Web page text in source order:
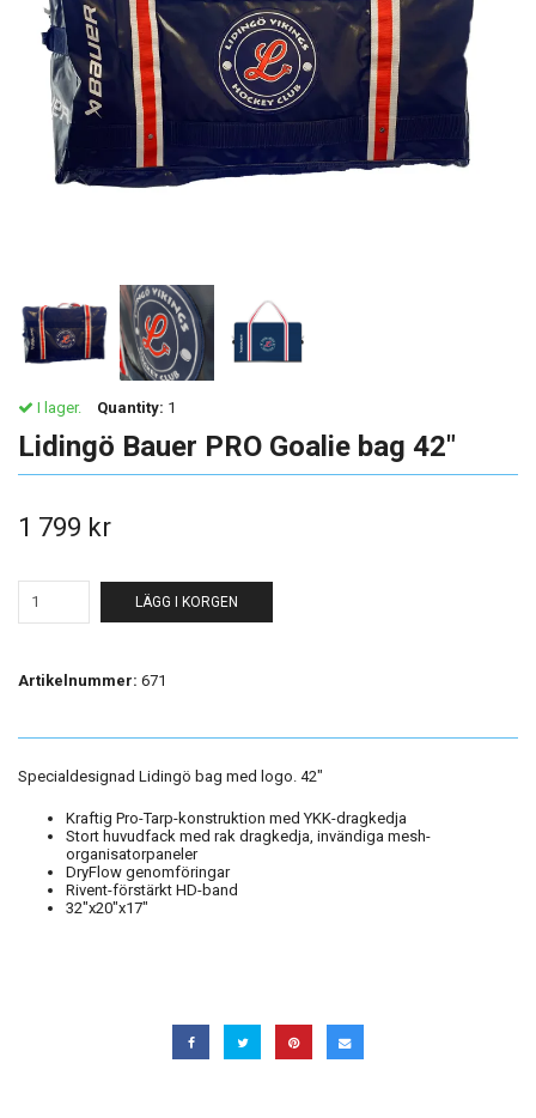
I lager. Quantity: 1
Lidingö Bauer PRO Goalie bag 42"
1 799 kr
LÄGG I KORGEN
Artikelnummer: 671
Specialdesignad Lidingö bag med logo. 42"
Kraftig Pro-Tarp-konstruktion med YKK-dragkedja
Stort huvudfack med rak dragkedja, invändiga mesh-
organisatorpaneler
DryFlow genomföringar
Rivent-förstärkt HD-band
32"x20"x17"